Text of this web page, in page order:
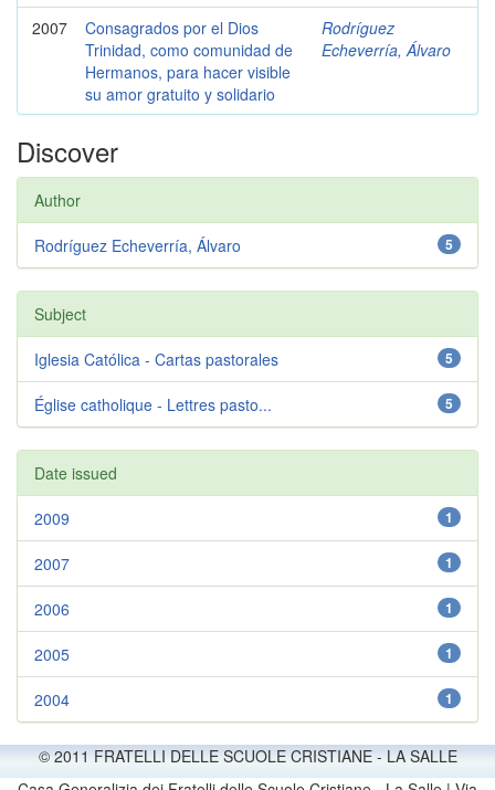
2007
Consagrados por el Dios
Trinidad, como comunidad de
Hermanos, para hacer visible
su amor gratuito y solidario
Rodríguez
Echeverría, Álvaro
Discover
Author
5
Rodríguez Echeverría, Álvaro
Subject
5
Iglesia Católica - Cartas pastorales
5
Église catholique - Lettres pasto...
Date issued
1
2009
1
2007
1
2006
1
2005
1
2004
© 2011 FRATELLI DELLE SCUOLE CRISTIANE - LA SALLE